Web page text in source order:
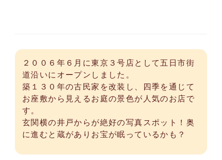
２００６年６月に東京３号店として五日市街
道沿いにオープンしました。
築１３０年の古民家を改装し、四季を通じて
お座敷から見えるお庭の景色が人気のお店で
す。
玄関横の井戸からが絶好の写真スポット！奥
に進むと蔵がありお宝が眠っているかも？